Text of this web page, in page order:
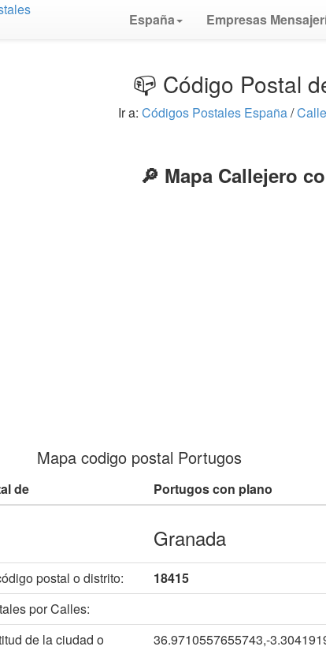
España Empresas
📪 Código Postal
Ir a: Códigos Postales España/
🔎 Mapa Callejero
Mapa codigo postal Portugos
de
Portugos con plano
Granada
postal o distrito:
18415
por Calles:
de la ciudad o
36.9710557655743,-